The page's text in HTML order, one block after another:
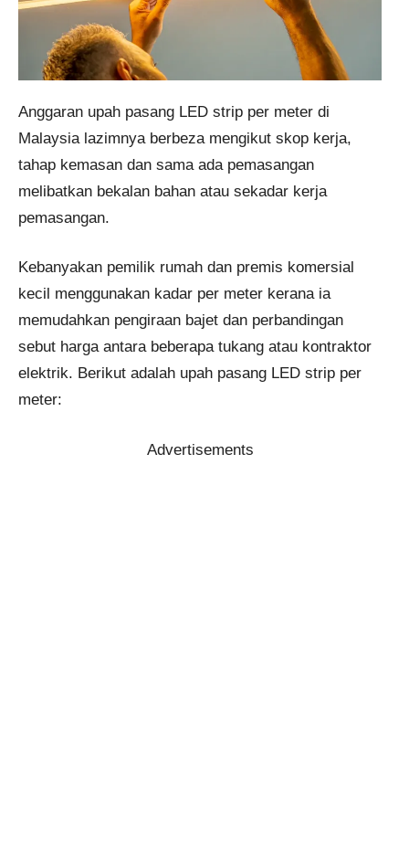
Anggaran upah pasang LED strip per meter di
Malaysia lazimnya berbeza mengikut skop kerja,
tahap kemasan dan sama ada pemasangan
melibatkan bekalan bahan atau sekadar kerja
pemasangan.
Kebanyakan pemilik rumah dan premis komersial
kecil menggunakan kadar per meter kerana ia
memudahkan pengiraan bajet dan perbandingan
sebut harga antara beberapa tukang atau kontraktor
elektrik. Berikut adalah upah pasang LED strip per
meter:
Advertisements